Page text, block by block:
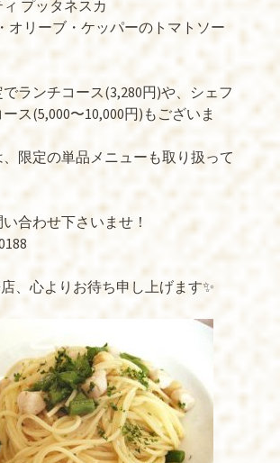
プッタネスカ
オリーブ・ケッパーのトマトソー
ランチコース(3,280円)や、シェフ
ス(5,000〜10,000円)もございま
限定の単品メニューも取り扱って
合わせ下さいませ！
、心よりお待ち申し上げます✨